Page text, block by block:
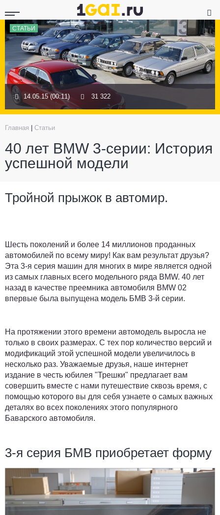
СТАТЬИ
14.05.15 (00:11) 31 322
Главная Статьи
40 лет BMW 3-серии: История
успешной модели
Тройной прыжок в автомир.
Шесть поколений и более 14 миллионов проданных
автомобилей по всему миру! Как вам результат друзья?
Эта 3-я серия машин для многих в мире является одной
из самых главных всего модельного ряда BMW. 40 лет
назад в качестве преемника автомобиля BMW 02
впервые была выпущена модель БМВ 3-й серии.
На протяжении этого времени автомодель выросла не
только в своих размерах. С тех пор количество версий и
модификаций этой успешной модели увеличилось в
несколько раз. Уважаемые друзья, наше интернет
издание в честь юбилея "Трешки" предлагает вам
совершить вместе с нами путешествие сквозь время, с
помощью которого вы для себя узнаете о самых важных
деталях во всех поколениях этого популярного
Баварского автомобиля.
3-я серия БМВ приобретает форму